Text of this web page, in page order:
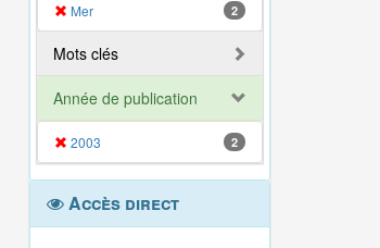
Mer 2
Mots clés
Année de publication
2003 2
Accès direct